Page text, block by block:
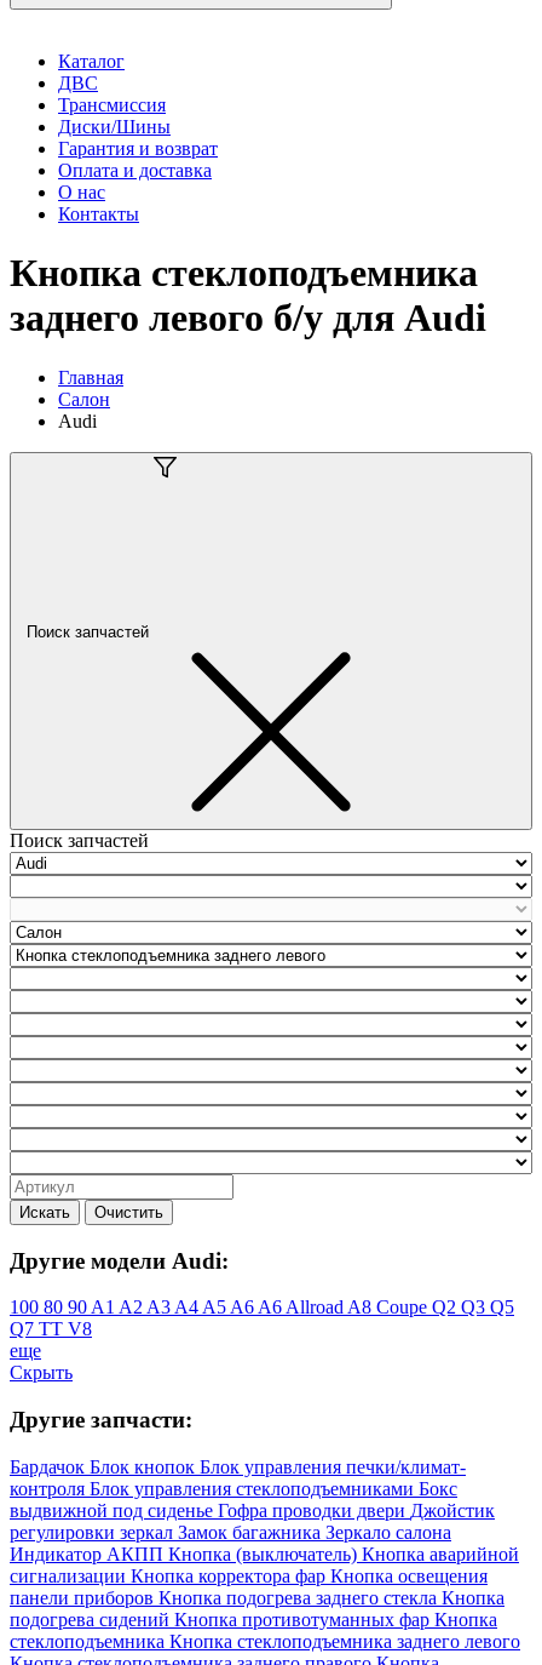
Каталог
ДВС
Трансмиссия
Диски/Шины
Гарантия и возврат
Оплата и доставка
О нас
Контакты
Кнопка стеклоподъемника
заднего левого б/у для Audi
Главная
Салон
Audi
Поиск запчастей
Поиск запчастей
Искать Очистить
Другие модели Audi:
100 80 90 A1 A2 A3 A4 A5 A6 A6 Allroad A8 Coupe Q2 Q3 Q5
Q7 TT V8
еще
Скрыть
Другие запчасти:
Бардачок Блок кнопок Блок управления печки/климат-
контроля Блок управления стеклоподъемниками Бокс
выдвижной под сиденье Гофра проводки двери Джойстик
регулировки зеркал Замок багажника Зеркало салона
Индикатор АКПП Кнопка (выключатель) Кнопка аварийной
сигнализации Кнопка корректора фар Кнопка освещения
панели приборов Кнопка подогрева заднего стекла Кнопка
подогрева сидений Кнопка противотуманных фар Кнопка
стеклоподъемника Кнопка стеклоподъемника заднего левого